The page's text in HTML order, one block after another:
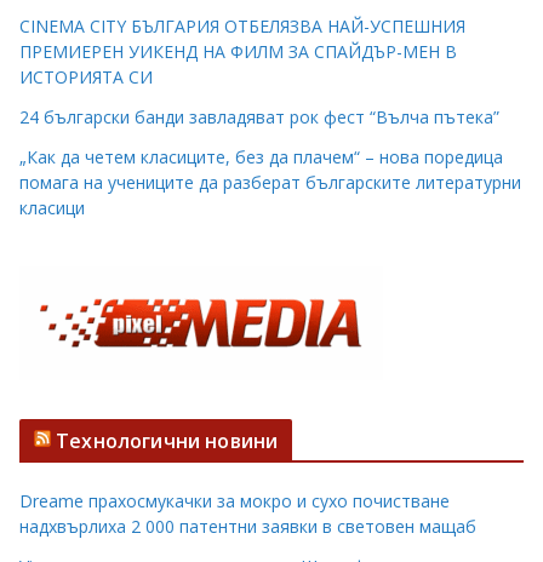
CINEMA CITY БЪЛГАРИЯ ОТБЕЛЯЗВА НАЙ-УСПЕШНИЯ
ПРЕМИЕРЕН УИКЕНД НА ФИЛМ ЗА СПАЙДЪР-МЕН В
ИСТОРИЯТА СИ
24 български банди завладяват рок фест “Вълча пътека”
„Как да четем класиците, без да плачем“ – нова поредица
помага на учениците да разберат българските литературни
класици
Технологични новини
Dreame прахосмукачки за мокро и сухо почистване
надхвърлиха 2 000 патентни заявки в световен мащаб